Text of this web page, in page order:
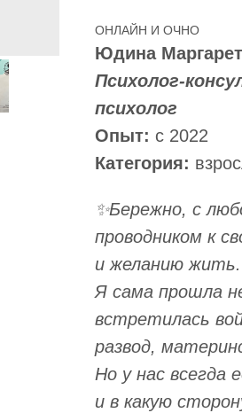
ОНЛАЙН И ОЧНО
Юдина
Психолог-
психолог
Опыт: с 2022
Категория:
✨Бережно, с
проводником к
и желанию жить.
Я сама прошла
встретилась
развод,
Но у нас всегда
и в какую